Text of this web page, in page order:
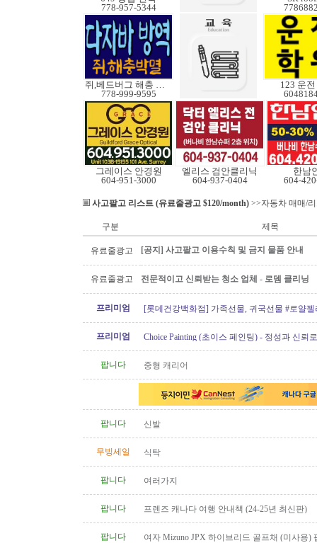
778-957-5344
쥐,베드버그 해충 박멸
778-999-9595
123 운
그레이스 안경원
604-951-3000
엘리스 검안클리닉
604-937-0404
한남
604-
사고팔고 리스트 (유료줄광고 $120/month) >>자동차 매매/
구분 제목
유료줄광고 [공지] 사고팔고 이용수칙 및 금지 물품 안내
유료줄광고 전문적이고 신뢰받는 청소 업체 - 로뎀 클리닝
프리미엄
[롯데건강백화점] 가족선물, 귀국선물 #로얄젤
프리미엄
Choice Painting (초이스 페인팅) - 정성과 신뢰
팝니다
중형 캐리어
팝니다 신발
무빙세일 식탁
팝니다 여러가지
팝니다 프렌즈 캐나다 여행 안내책 (24-25년 최신판)
팝니다 여자 Mizuno JPX 하이브리드 골프채 (미사용)